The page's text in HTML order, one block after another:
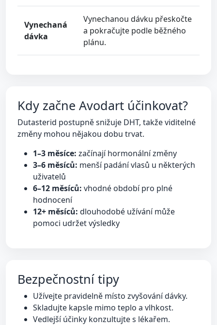
Vynechaná
dávka
Vynechanou dávku přeskočte
a pokračujte podle běžného
plánu.
Kdy začne Avodart účinkovat?
Dutasterid postupně snižuje DHT, takže viditelné
změny mohou nějakou dobu trvat.
1–3 měsíce: začínají hormonální změny
3–6 měsíců: menší padání vlasů u některých
uživatelů
6–12 měsíců: vhodné období pro plné
hodnocení
12+ měsíců: dlouhodobé užívání může
pomoci udržet výsledky
Bezpečnostní tipy
Užívejte pravidelně místo zvyšování dávky.
Skladujte kapsle mimo teplo a vlhkost.
Vedlejší účinky konzultujte s lékařem.